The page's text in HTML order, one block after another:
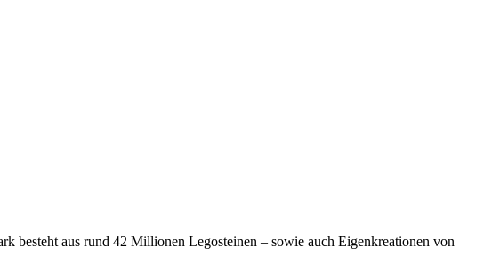
besteht aus rund 42 Millionen Legosteinen – sowie auch Eigenkreationen von